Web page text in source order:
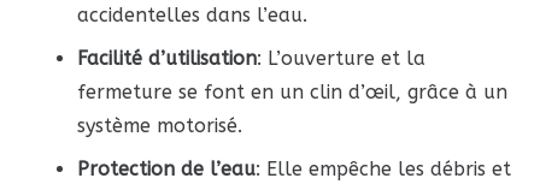
accidentelles dans l’eau.
Facilité d’utilisation: L’ouverture et la
fermeture se font en un clin d’œil, grâce à un
système motorisé.
Protection de l’eau: Elle empêche les débris et